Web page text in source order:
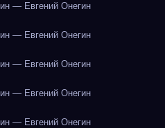
— Евгений Онегин
— Евгений Онегин
— Евгений Онегин
— Евгений Онегин
— Евгений Онегин